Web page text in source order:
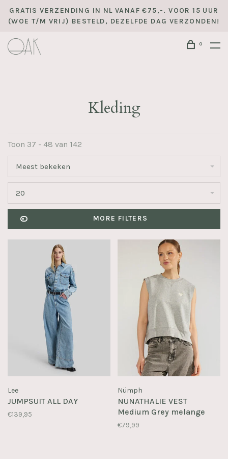
GRATIS VERZENDING IN NL VANAF €75,-. VOOR 15 UUR
(WOE T/M VRIJ) BESTELD, DEZELFDE DAG VERZONDEN!
0
Kleding
Toon 37 - 48 van 142
Meest bekeken
20
MORE FILTERS
Lee
JUMPSUIT ALL DAY
€139,95
Nümph
NUNATHALIE VEST
Medium Grey melange
€79,99